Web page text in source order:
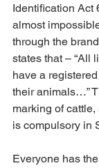
Identification Act
almost
through the
states that – “All
have a
their animals…”
marking of
is compulsory in
Everyone has